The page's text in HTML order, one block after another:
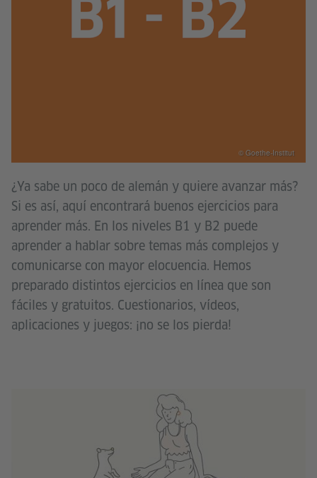
¿Ya sabe un poco de alemán y quiere avanzar más?
Si es así, aquí encontrará buenos ejercicios para
aprender más. En los niveles B1 y B2 puede
aprender a hablar sobre temas más complejos y
comunicarse con mayor elocuencia. Hemos
preparado distintos ejercicios en línea que son
fáciles y gratuitos. Cuestionarios, vídeos,
aplicaciones y juegos: ¡no se los pierda!
© Goethe-Institut